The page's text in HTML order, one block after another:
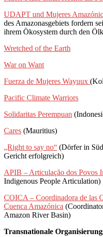
UDAPT und Mujeres
des Amazonasgebiets fordern
ihrem Ökosystem durch den
Wretched of the Earth
War on Want
Fuerza de Mujeres Wayuux
Pacific Climate Warriors
Solidaritas Perempuan
Cares (Mauritius)
„Right to say no“ (Dörfer in
Gericht erfolgreich)
APIB – Articulação dos Povos
Indigenous People Articulation)
COICA – Coordinadora de las
Cuenca Amazónica
Amazon River Basin)
Transnationale